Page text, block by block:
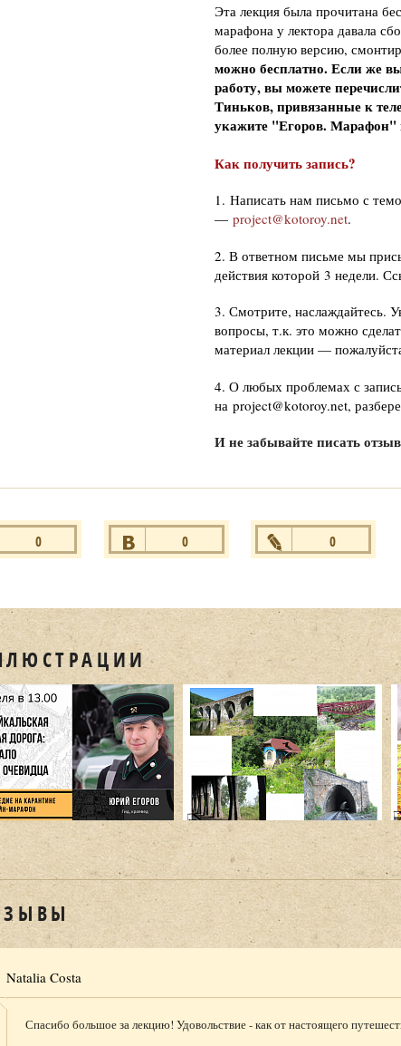
Эта лекция была прочитана
марафона у лектора давала
более полную версию,
можно бесплатно. Если же вы
работу, вы можете
Тиньков, привязанные к
укажите "Егоров. Марафон"
Как получить запись?
1. Написать нам письмо с
— project@kotoroy.net.
2. В ответном письме мы
действия которой 3 недели.
3. Смотрите, наслаждайтесь.
вопросы, т.к. это можно
материал лекции —
4. О любых проблемах с
на project@kotoroy.net,
И не забывайте писать
0
0
0
Natalia Costa
Спасибо большое за лекцию! Удовольствие - как от настоящего